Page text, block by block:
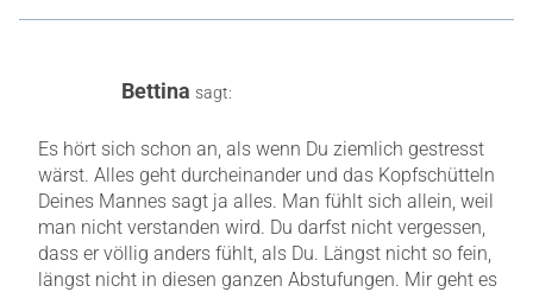
Bettina sagt:
Es hört sich schon an, als wenn Du ziemlich gestresst
wärst. Alles geht durcheinander und das Kopfschütteln
Deines Mannes sagt ja alles. Man fühlt sich allein, weil
man nicht verstanden wird. Du darfst nicht vergessen,
dass er völlig anders fühlt, als Du. Längst nicht so fein,
längst nicht in diesen ganzen Abstufungen. Mir geht es